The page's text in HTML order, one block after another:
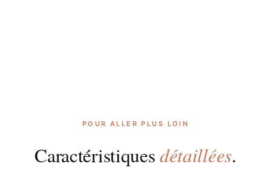
POUR ALLER PLUS LOIN
Caractéristiquesdétaillées.